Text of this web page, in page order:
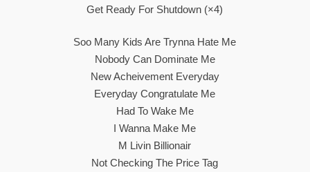
Get Ready For Shutdown (×4)
Soo Many Kids Are Trynna Hate Me
Nobody Can Dominate Me
New Acheivement Everyday
Everyday Congratulate Me
Had To Wake Me
I Wanna Make Me
M Livin Billionair
Not Checking The Price Tag